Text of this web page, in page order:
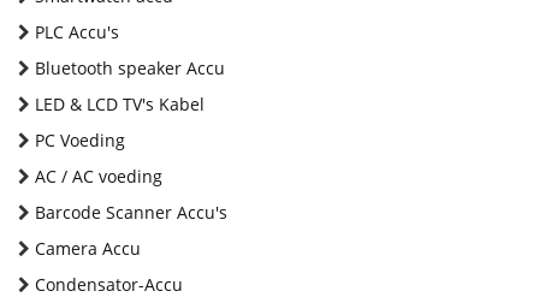
PLC Accu's
Bluetooth speaker Accu
LED & LCD TV's Kabel
PC Voeding
AC / AC voeding
Barcode Scanner Accu's
Camera Accu
Condensator-Accu